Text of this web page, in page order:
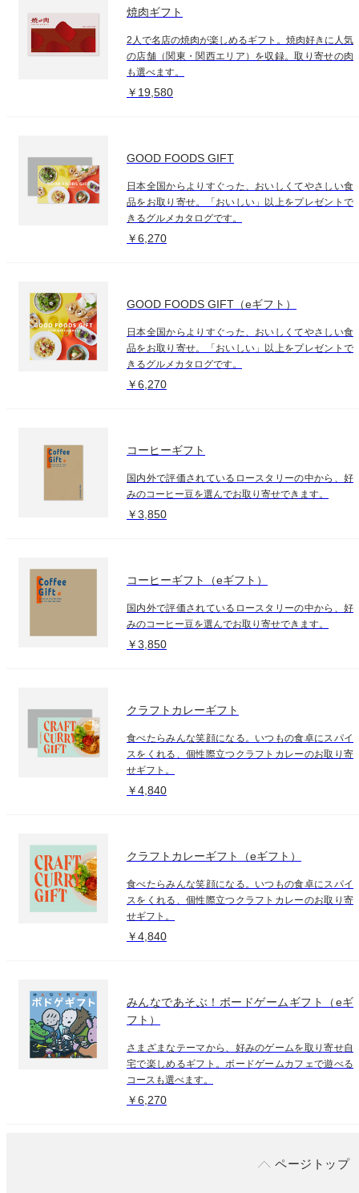
焼肉ギフト
2人で名店の焼肉が楽しめるギフト。焼肉好きに人気
の店舗（関東・関西エリア）を収録。取り寄せの肉
も選べます。
￥19,580
GOOD FOODS GIFT
日本全国からよりすぐった、おいしくてやさしい食
品をお取り寄せ。「おいしい」以上をプレゼントで
きるグルメカタログです。
￥6,270
GOOD FOODS GIFT（eギフト）
日本全国からよりすぐった、おいしくてやさしい食
品をお取り寄せ。「おいしい」以上をプレゼントで
きるグルメカタログです。
￥6,270
コーヒーギフト
国内外で評価されているロースタリーの中から、好
みのコーヒー豆を選んでお取り寄せできます。
￥3,850
コーヒーギフト（eギフト）
国内外で評価されているロースタリーの中から、好
みのコーヒー豆を選んでお取り寄せできます。
￥3,850
クラフトカレーギフト
食べたらみんな笑顔になる。いつもの食卓にスパイ
スをくれる、個性際立つクラフトカレーのお取り寄
せギフト。
￥4,840
クラフトカレーギフト（eギフト）
食べたらみんな笑顔になる。いつもの食卓にスパイ
スをくれる、個性際立つクラフトカレーのお取り寄
せギフト。
￥4,840
みんなであそぶ！ボードゲームギフト（eギ
フト）
さまざまなテーマから、好みのゲームを取り寄せ自
宅で楽しめるギフト。ボードゲームカフェで遊べる
コースも選べます。
￥6,270
ページトップ